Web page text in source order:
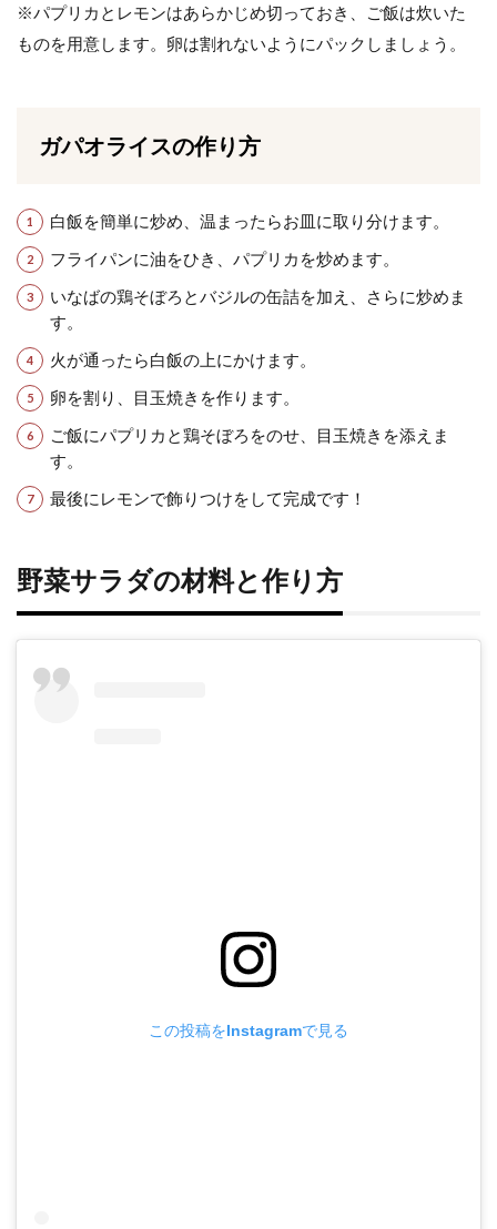
※パプリカとレモンはあらかじめ切っておき、ご飯は炊いた
ものを用意します。卵は割れないようにパックしましょう。
ガパオライスの作り方
白飯を簡単に炒め、温まったらお皿に取り分けます。
フライパンに油をひき、パプリカを炒めます。
いなばの鶏そぼろとバジルの缶詰を加え、さらに炒めま
す。
火が通ったら白飯の上にかけます。
卵を割り、目玉焼きを作ります。
ご飯にパプリカと鶏そぼろをのせ、目玉焼きを添えま
す。
最後にレモンで飾りつけをして完成です！
野菜サラダの材料と作り方
この投稿をInstagramで見る